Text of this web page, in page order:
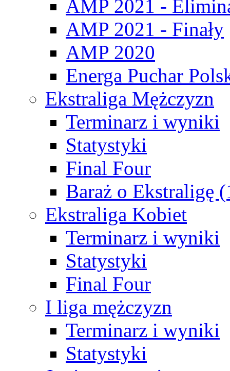
AMP 2021 -
AMP 2021 - Finały
AMP 2020
Energa Puchar
Ekstraliga Mężczyzn
Terminarz i wyniki
Statystyki
Final Four
Baraż o Ekstraligę
Ekstraliga Kobiet
Terminarz i wyniki
Statystyki
Final Four
I liga mężczyzn
Terminarz i wyniki
Statystyki